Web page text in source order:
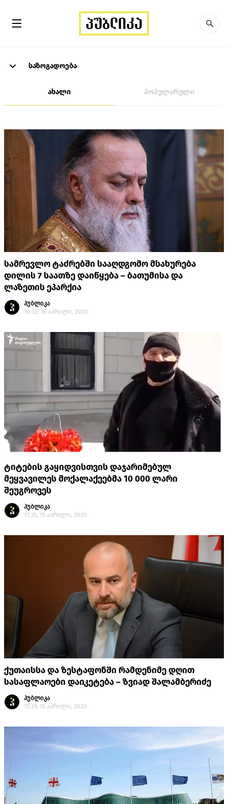
საზოგადოება
ახალი პოპულარული
სამრევლო ტაძრებში სააღდგომო მსახურება
დილის 7 საათზე დაიწყება – ბათუმისა და
ლაზეთის ეპარქია
პუბლიკა
10:33, 16 აპრილი, 2020
ტიტების გაყიდვისთვის დაჯარიმებულ
მეყვავილეს მოქალაქეებმა 10 000 ლარი
შეუგროვეს
პუბლიკა
17:35, 15 აპრილი, 2020
ქუთაისსა და ზესტაფონში რამდენიმე დღით
სასაფლაოები დაიკეტება – ზვიად შალამბერიძე
პუბლიკა
15:39, 15 აპრილი, 2020